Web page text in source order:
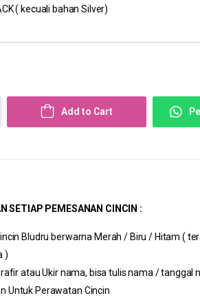
( kecuali bahan Silver)
Add to Cart
SETIAP PEMESANAN CINCIN :
Bludru berwarna Merah / Biru / Hitam (
)
atau Ukir nama, bisa tulis nama / tanggal
Untuk Perawatan Cincin